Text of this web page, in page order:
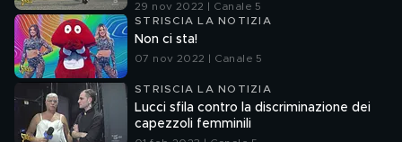
29 nov 2022 | Canale 5
STRISCIA LA NOTIZIA
Non ci sta!
07 nov 2022 | Canale 5
STRISCIA LA NOTIZIA
Lucci sfila contro la discriminazione dei
capezzoli femminili